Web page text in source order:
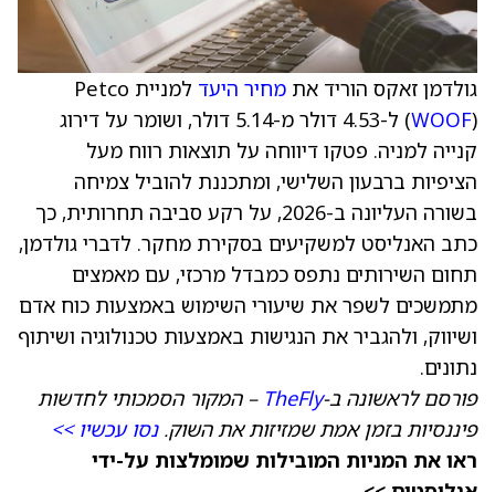
גולדמן זאקס הוריד את מחיר היעד
למניית Petco
(WOOF
) ל-4.53 דולר מ-5.14 דולר, ושומר על דירוג
קנייה למניה. פטקו דיווחה על תוצאות רווח מעל
הציפיות ברבעון השלישי, ומתכננת להוביל צמיחה
בשורה העליונה ב-2026, על רקע סביבה תחרותית, כך
כתב האנליסט למשקיעים בסקירת מחקר. לדברי גולדמן,
תחום השירותים נתפס כמבדל מרכזי, עם מאמצים
מתמשכים לשפר את שיעורי השימוש באמצעות כוח אדם
ושיווק, ולהגביר את הנגישות באמצעות טכנולוגיה ושיתוף
נתונים.
פורסם לראשונה ב-TheFly – המקור הסמכותי לחדשות
פיננסיות בזמן אמת שמזיזות את השוק.נסו עכשיו >>
ראו את המניות המובילות שמומלצות על-ידי